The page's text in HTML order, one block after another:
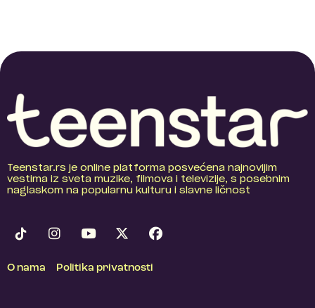
Teenstar.rs je online platforma posvećena najnovijim
vestima iz sveta muzike, filmova i televizije, s posebnim
naglaskom na popularnu kulturu i slavne ličnost
O nama Politika privatnosti